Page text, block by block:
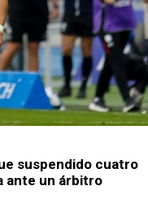
suspendido cuatro
ante un árbitro